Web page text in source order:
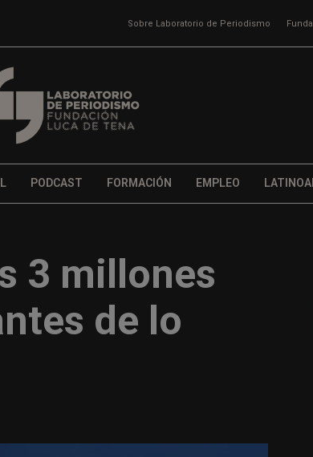
Sobre Laboratorio de Periodismo
PODCAST FORMACIÓN EMPLEO
3 millones
de lo